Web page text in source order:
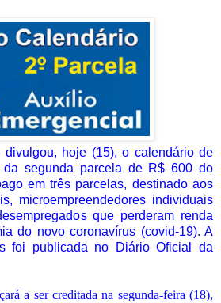
divulgou, hoje (15), o calendário de
da segunda parcela de R$ 600 do
em três parcelas, destinado aos
microempreendedores individuais
que perderam renda
do novo coronavírus (covid-19). A
foi publicada no Diário Oficial da
a ser creditada na segunda-feira (18),